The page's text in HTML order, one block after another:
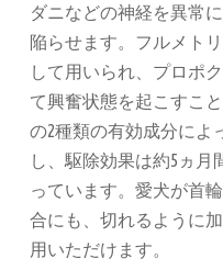
ダニなどの神経を異常
陥らせます。フルメト
して用いられ、プロポ
て興奮状態を起こすこ
の2種類の有効成分によ
し、駆除効果は約5ヵ
っています。愛犬が首
合にも、切れるように
用いただけます。